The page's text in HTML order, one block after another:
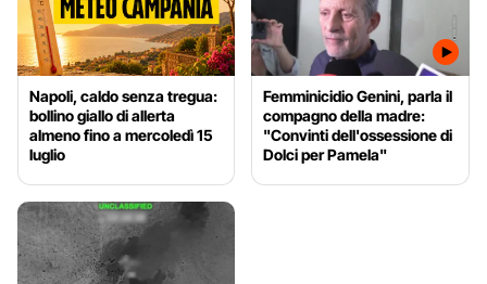
Napoli, caldo senza tregua:
bollino giallo di allerta
almeno fino a mercoledì 15
luglio
Femminicidio Genini, parla il
compagno della madre:
"Convinti dell'ossessione di
Dolci per Pamela"